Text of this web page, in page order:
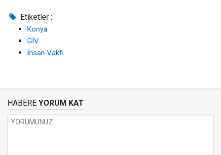
Etiketler :
Konya
GİV
İnsan Vakfı
HABERE YORUM KAT